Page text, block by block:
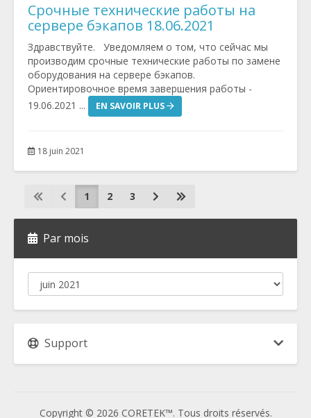
Срочные технические работы на
сервере бэкапов 18.06.2021
Здравствуйте. Уведомляем о том, что сейчас мы
производим срочные технические работы по замене
оборудования на сервере бэкапов.
Ориентировочное время завершения работы -
19.06.2021 ...
EN SAVOIR PLUS
18 juin 2021
1 2 3
Par mois
Support
Copyright © 2026 CORETEK™. Tous droits réservés.